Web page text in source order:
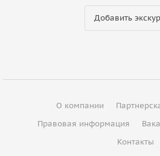
Добавить
О компании
Правовая информация
Контакты